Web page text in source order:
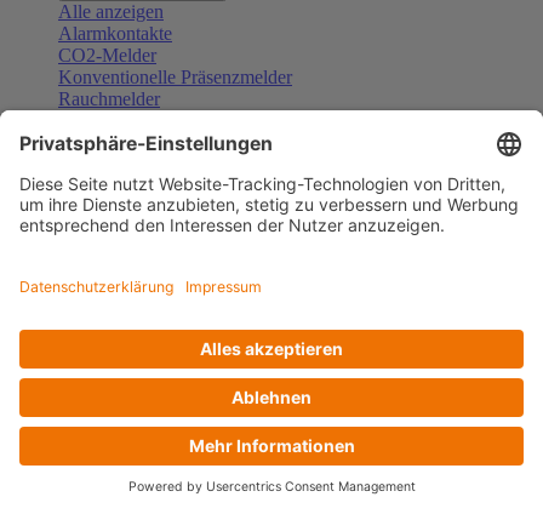
Alle anzeigen
Alarmkontakte
CO2-Melder
Konventionelle Präsenzmelder
Rauchmelder
Gefahrenmelder
Türsprechanlagen
Alle anzeigen
Außenstationen
Klingeltaster und Gongs
Sprechanlagen-Sets
Zubehör Türkommunikation
Videoüberwachung
Zubehör Videoüberwachung
Alle anzeigen